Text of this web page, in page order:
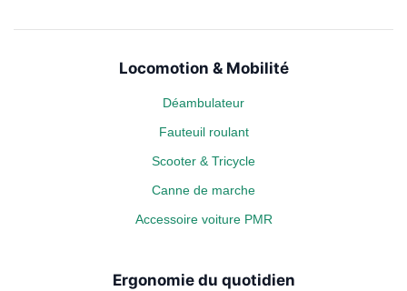
Locomotion & Mobilité
Déambulateur
Fauteuil roulant
Scooter & Tricycle
Canne de marche
Accessoire voiture PMR
Ergonomie du quotidien